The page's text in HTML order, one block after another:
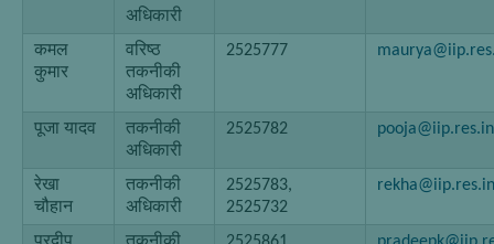
अधिकारी
कमल
कुमार
वरिष्ठ
तकनीकी
अधिकारी
2525777
पूजा यादव
तकनीकी
अधिकारी
2525782 pooja@iip.res.in
रेखा
चौहान
तकनीकी
अधिकारी
2525783,
2525732
rekha@iip.res.in